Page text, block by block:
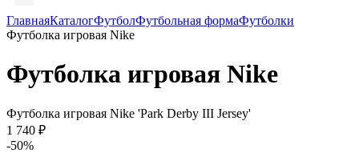
ГлавнаяКаталогФутболФутбольная формаФутболки
Футболка игровая Nike
Футболка игровая Nike
Футболка игровая Nike 'Park Derby III Jersey'
1 740 ₽
-50%